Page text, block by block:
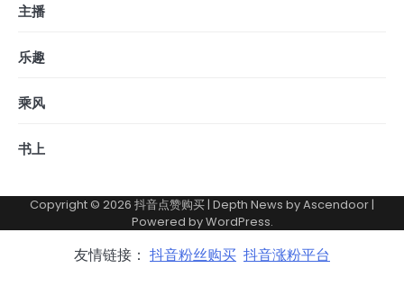
主播
乐趣
乘风
书上
Copyright © 2026 抖音点赞购买| Depth News byAscendoor|
Powered byWordPress.
友情链接： 抖音粉丝购买 抖音涨粉平台